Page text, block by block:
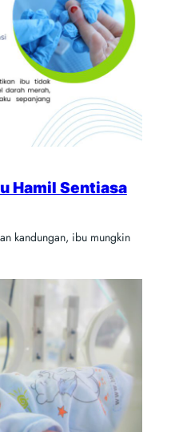
Hamil Sentiasa
kandungan, ibu mungkin